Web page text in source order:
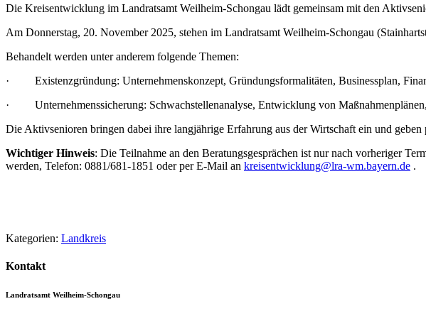
Die Kreisentwicklung im Landratsamt Weilheim-Schongau lädt gemeinsam mit den
Am Donnerstag, 20. November 2025, stehen im Landratsamt Weilheim-Schongau
Behandelt werden unter anderem folgende Themen:
· Existenzgründung: Unternehmenskonzept, Gründungsformalitäten, Businessplan,
· Unternehmenssicherung: Schwachstellenanalyse, Entwicklung von
Die Aktivsenioren bringen dabei ihre langjährige Erfahrung aus der Wirtschaft ein und
Wichtiger Hinweis: Die Teilnahme an den Beratungsgesprächen ist nur nach vorheriger
werden, Telefon: 0881/681-1851 oder per E-Mail an kreisentwicklung@lra-wm.bayern.de .
Kategorien: Landkreis
Kontakt
Landratsamt Weilheim-Schongau